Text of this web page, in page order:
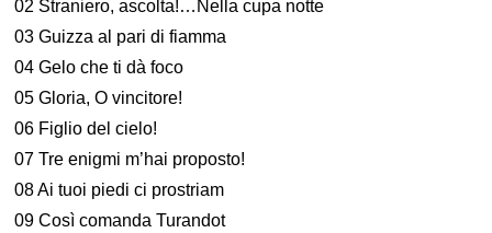
02 Straniero, ascolta!…Nella cupa notte
03 Guizza al pari di fiamma
04 Gelo che ti dà foco
05 Gloria, O vincitore!
06 Figlio del cielo!
07 Tre enigmi m’hai proposto!
08 Ai tuoi piedi ci prostriam
09 Così comanda Turandot